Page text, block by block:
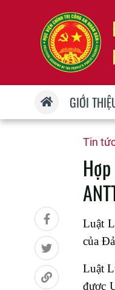
GIỚI
Tin
Luật
của
Luật
được